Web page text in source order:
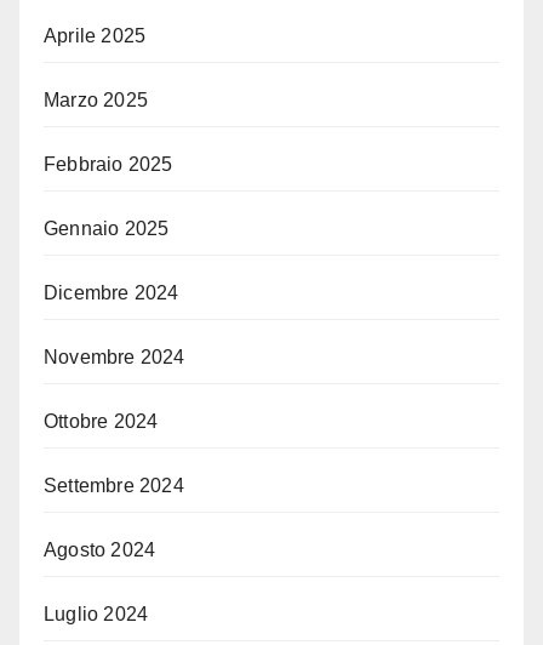
Aprile 2025
Marzo 2025
Febbraio 2025
Gennaio 2025
Dicembre 2024
Novembre 2024
Ottobre 2024
Settembre 2024
Agosto 2024
Luglio 2024